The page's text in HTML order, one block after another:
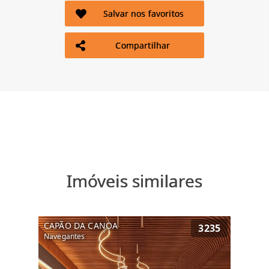
Salvar nos favoritos
Compartilhar
Imóveis similares
CAPÃO DA CANOA
Navegantes
3235